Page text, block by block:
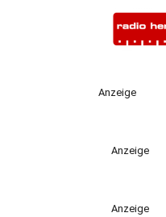
Anzeige
Anzeige
Anzeige